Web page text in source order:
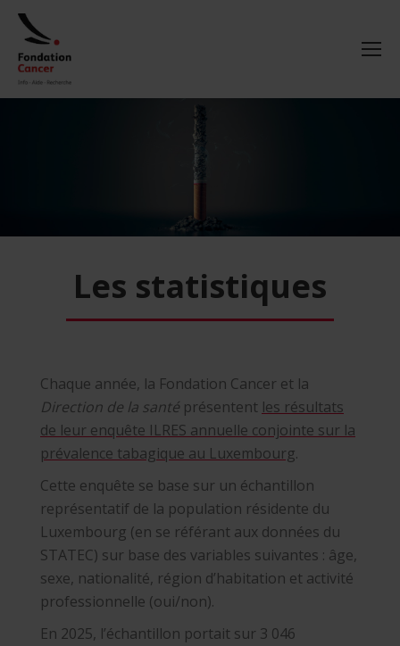
Les statistiques
Chaque année, la Fondation Cancer et la
Direction de la santé présentent les résultats
de leur enquête ILRES annuelle conjointe sur la
prévalence tabagique au Luxembourg.
Cette enquête se base sur un échantillon
représentatif de la population résidente du
Luxembourg (en se référant aux données du
STATEC) sur base des variables suivantes : âge,
sexe, nationalité, région d’habitation et activité
professionnelle (oui/non).
En 2025, l’échantillon portait sur 3 046